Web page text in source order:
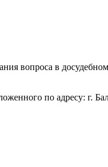
вопроса в
по адресу: г.